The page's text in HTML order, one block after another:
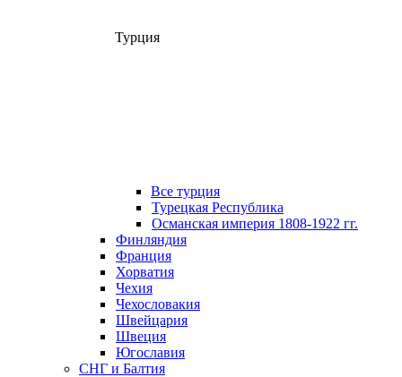
Турция
Все турция
Турецкая Республика
Османская империя 1808-1922 гг.
Финляндия
Франция
Хорватия
Чехия
Чехословакия
Швейцария
Швеция
Югославия
СНГ и Балтия